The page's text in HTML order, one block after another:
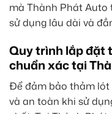
mà Thành Phát Auto
sử dụng lâu dài và
Quy trình lắp đặt
chuẩn xác tại
Để đảm bảo thảm lót
và an toàn khi sử